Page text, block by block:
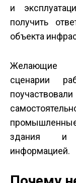
и
получить
объекта
Желающие
сценарии
здания и
информацией.